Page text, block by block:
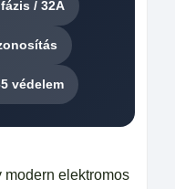
/ 32A
védelem
modern elektromos